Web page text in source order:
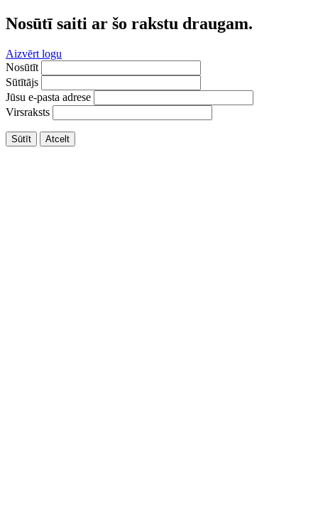
Nosūtī saiti ar šo rakstu draugam.
Aizvērt logu
Nosūtīt
Sūtītājs
Jūsu e-pasta adrese
Virsraksts
Sūtīt Atcelt